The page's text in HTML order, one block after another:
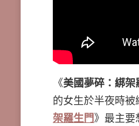
《美國夢碎：綁架
的女生於半夜時
架羅生門》最主要